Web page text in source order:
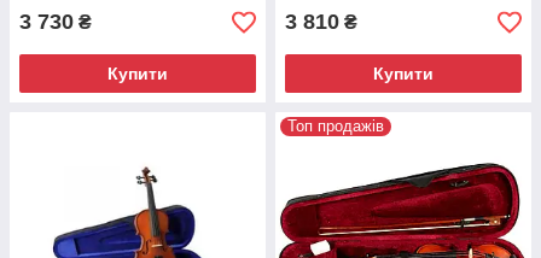
3 730 ₴
Купити
3 810 ₴
Купити
Топ продажів